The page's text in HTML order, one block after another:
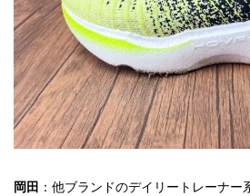
岡田 ：他ブランドのデイリートレーナー